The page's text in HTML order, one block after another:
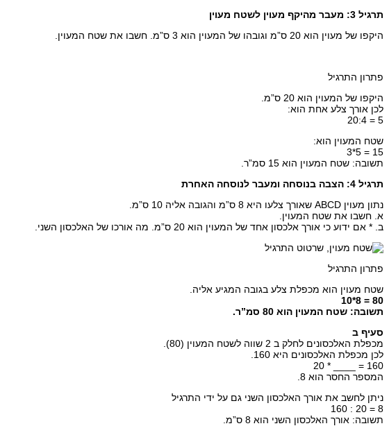
תרגיל 3: מעבר מהיקף מעוין לשטח מעוין
היקפו של מעוין הוא 20 ס”מ וגובהו של המעוין הוא 3 ס”מ. חשבו את שטח המעוין.
פתרון התרגיל
היקפו של המעוין הוא 20 ס”מ.
לכן אורך צלע אחת הוא:
5 = 20:4
שטח המעוין הוא:
15 = 5*3
תשובה: שטח המעוין הוא 15 סמ”ר.
תרגיל 4: הצבה בנוסחה ומעבר לנוסחה האחרת
נתון מעוין ABCD שאורך צלעו היא 8 ס”מ והגובה אליה 10 ס”מ.
א. חשבו את שטח המעוין.
ב. * אם ידוע כי אורך אלכסון אחד של המעוין הוא 20 ס”מ. מה אורכו של האלכסון השני.
פתרון התרגיל
שטח מעוין הוא מכפלת צלע בגובה המגיע אליה.
80 = 8*10
תשובה: שטח המעוין הוא 80 סמ”ר.
סעיף ב
מכפלת האלכסונים לחלק ב 2 שווה לשטח המעוין (80).
לכן מכפלת האלכסונים היא 160.
160 = ____ * 20
המספר החסר הוא 8.
ניתן לחשב את אורך האלכסון השני גם על ידי התרגיל
8 = 20 : 160
תשובה: אורך האלכסון השני הוא 8 ס”מ.